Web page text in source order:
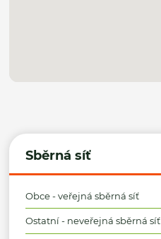
Sběrná síť
Obce - veřejná sběrná síť
Ostatní - neveřejná sběrná síť